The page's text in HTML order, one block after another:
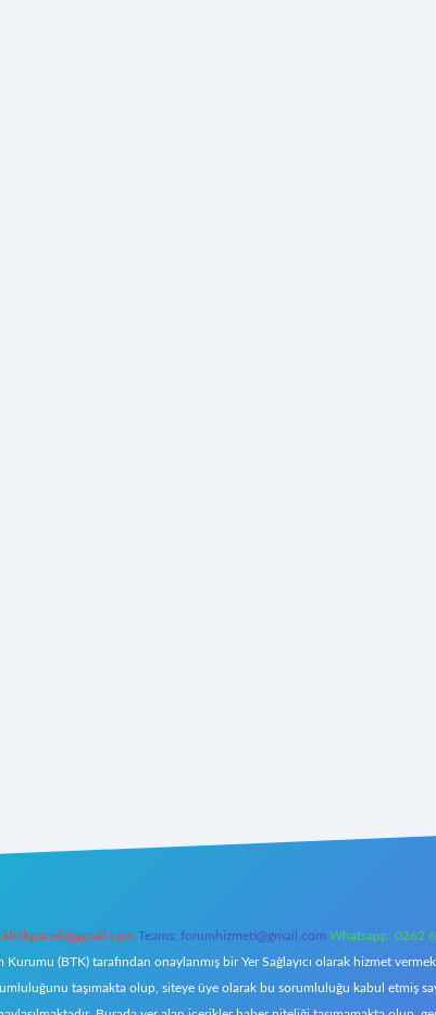
Teams: forumhizmeti@gmail.com Whatsapp: 0262
(BTK) tarafından onaylanmış bir Yer Sağlayıcı olarak hizmet
taşımakta olup, siteye üye olarak bu sorumluluğu kabul etmiş